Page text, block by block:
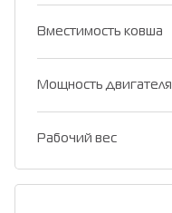
Вместимость ковша
Мощность двигателя
Рабочий вес